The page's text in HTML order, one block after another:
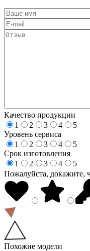
Качество продукции
1
2 3 4
5
Уровень сервиса
1
2 3 4
5
Срок изготовления
1
2 3 4
5
Пожалуйста, докажите,
Похожие модели